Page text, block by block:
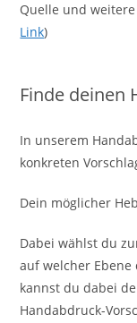
Quelle und
Link)
Finde deinen
In unserem
konkreten
Dein möglicher
Dabei wählst du
auf welcher
kannst du dabei
Handabdruck-